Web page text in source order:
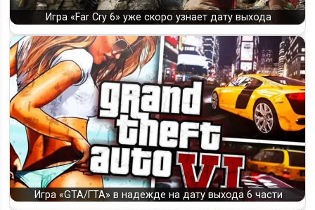
Игра «Far Cry 6» уже скоро узнает дату выхода
Игра «GTA/ГТА» в надежде на дату выхода 6 части